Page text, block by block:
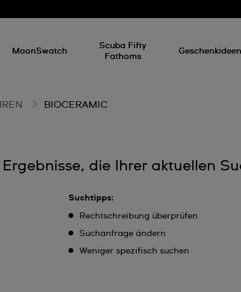
MoonSwatch
Scuba Fifty
Fathoms
Geschenkideen
BIOCERAMIC
Ergebnisse, die Ihrer aktuellen
Suchtipps:
Rechtschreibung überprüfen
Suchanfrage ändern
Weniger spezifisch suchen